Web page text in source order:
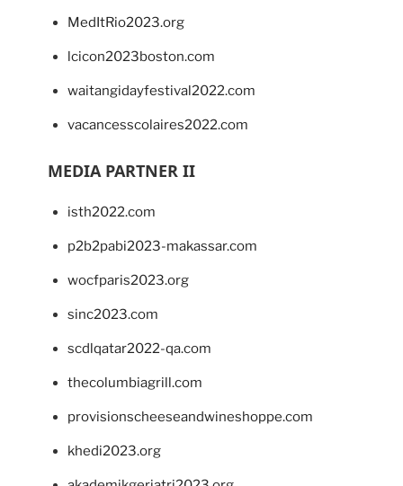
MedItRio2023.org
lcicon2023boston.com
waitangidayfestival2022.com
vacancesscolaires2022.com
MEDIA PARTNER II
isth2022.com
p2b2pabi2023-makassar.com
wocfparis2023.org
sinc2023.com
scdlqatar2022-qa.com
thecolumbiagrill.com
provisionscheeseandwineshoppe.com
khedi2023.org